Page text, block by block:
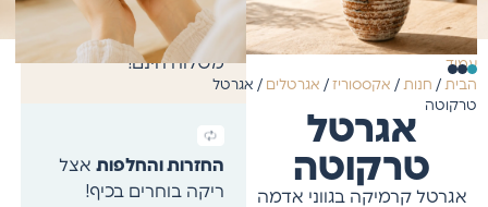
מהיר תוך 4 ימי עסקים.
משלוח חינם!
החזרות והחלפותאצל
ריקה בוחרים בכיף!
עמוד
הבית / חנות / אקססוריז / אגרטלים / אגרטל
טרקוטה
אגרטל
טרקוטה
אגרטל קרמיקה בגווני אדמה